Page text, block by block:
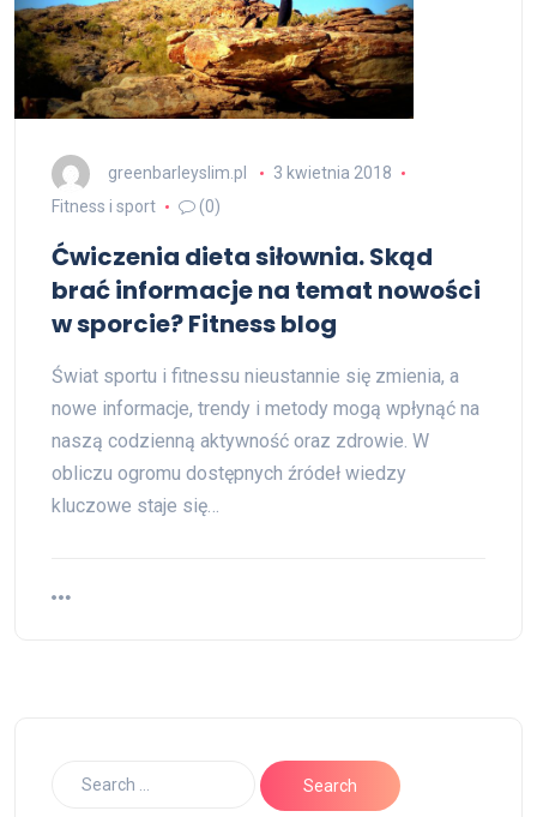
greenbarleyslim.pl
3 kwietnia 2018
Fitness i sport
(0)
Ćwiczenia dieta siłownia. Skąd
brać informacje na temat nowości
w sporcie? Fitness blog
Świat sportu i fitnessu nieustannie się zmienia, a
nowe informacje, trendy i metody mogą wpłynąć na
naszą codzienną aktywność oraz zdrowie. W
obliczu ogromu dostępnych źródeł wiedzy
kluczowe staje się…